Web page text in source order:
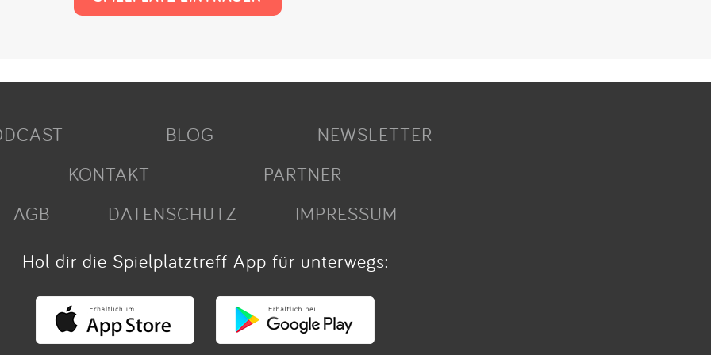
BLOG
NEWSLETTER
KONTAKT
PARTNER
AGB
DATENSCHUTZ
IMPRESSUM
Hol dir die Spielplatztreff App für unterwegs: